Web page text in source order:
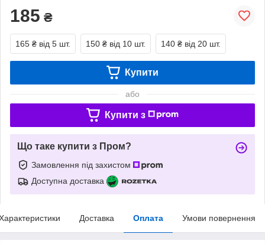
185 ₴
165 ₴ від 5 шт. 150 ₴ від 10 шт. 140 ₴ від 20 шт.
Купити
або
Купити з
Що таке купити з Пром?
Замовлення під захистом
Доступна доставка
Доставка Оплата Умови повернення